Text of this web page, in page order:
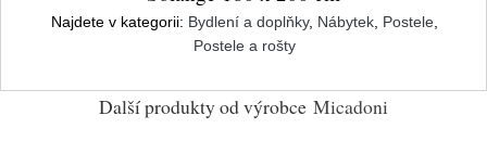
Najdete v kategorii: Bydlení a doplňky, Nábytek Postele
Postele a rošty
Další produkty od výrobce Micadoni